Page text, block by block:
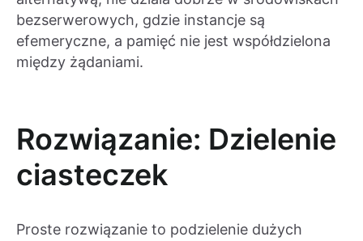
bezserwerowych, gdzie instancje są
efemeryczne, a pamięć nie jest współdzielona
między żądaniami.
Rozwiązanie: Dzielenie
ciasteczek
Proste rozwiązanie to podzielenie dużych